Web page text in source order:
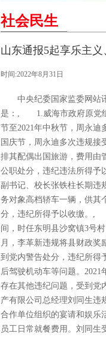
社会民生
山东通报5起享乐主
时间:2022年8月31日
中央纪委国家监委网站讯
是：, 1.威海市政府原党
节至2021年中秋节，周永迪
国庆节，周永迪多次违规接
排其配偶出国旅游，费用由
公职处分，违纪违法所得
副书记、校长张铁柱长期违
务对象高档轿车一辆，供其
分，违纪所得予以收缴。
间，时任东明县沙窝镇3号
月，李革新违规将县财政奖
到党内警告处分，违纪所
后驾驶机动车等问题。
存在其他违纪问题，受到
产有限公司总经理刘同生违
合作单位组织的宴请和娱乐
员工日常就餐费用。刘同生